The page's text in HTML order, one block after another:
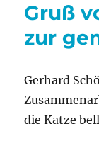
Gruß
zur
Gerhard
die Katze